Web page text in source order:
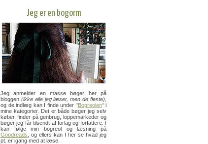
Jeg er en bogorm
Jeg anmelder en masse bøger her på
bloggen (ikke alle jeg læser, men de fleste)
og de indlæg kan I finde under "Bogreolen"i
mine kategorier. Det er både bøger jeg selv
køber, finder på genbrug, loppemarkeder og
bøger jeg får tilsendt af forlag og forfattere. I
kan følge min bogreol og læsning på
Goodreads , og ellers kan I her se hvad jeg
pt. er igang med at læse.